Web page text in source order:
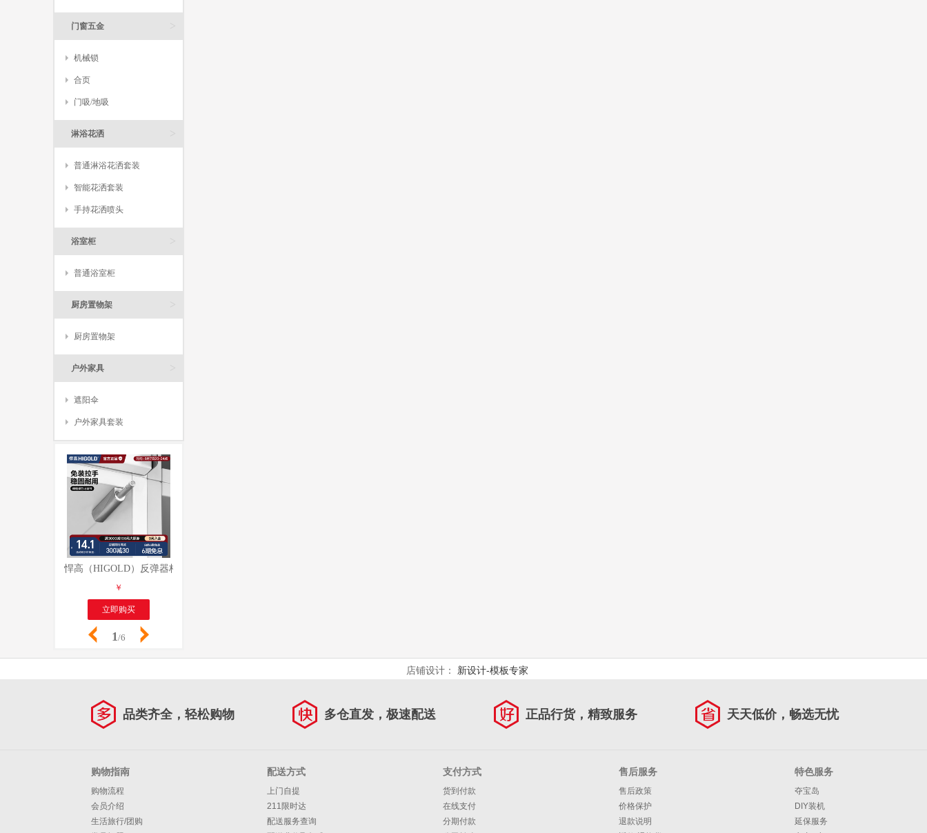
门窗五金
机械锁
合页
门吸/地吸
淋浴花洒
普通淋浴花洒套装
智能花洒套装
手持花洒喷头
浴室柜
普通浴室柜
厨房置物架
厨房置物架
户外家具
遮阳伞
户外家具套装
1/6
悍高（HIGOLD）反弹器柜门衣橱柜门强磁自门碰珠按压弹簧开门器 标准款-柜门反弹器
￥
立即购买
店铺设计： 新设计-模板专家
品类齐全，轻松购物 多仓直发，极速配送 正品行货，精致服务 天天低价，畅选无忧
购物指南
购物流程
会员介绍
生活旅行/团购
配送方式
上门自提
211限时达
配送服务查询
支付方式
货到付款
在线支付
分期付款
售后服务
售后政策
价格保护
退款说明
特色服务
夺宝岛
DIY装机
延保服务